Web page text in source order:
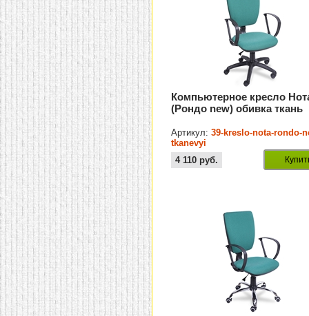
Компьютерное кресло
(Рондо new) обивка ткань
Артикул:39-kreslo-nota-rondo-
tkanevyi
4 110 руб.